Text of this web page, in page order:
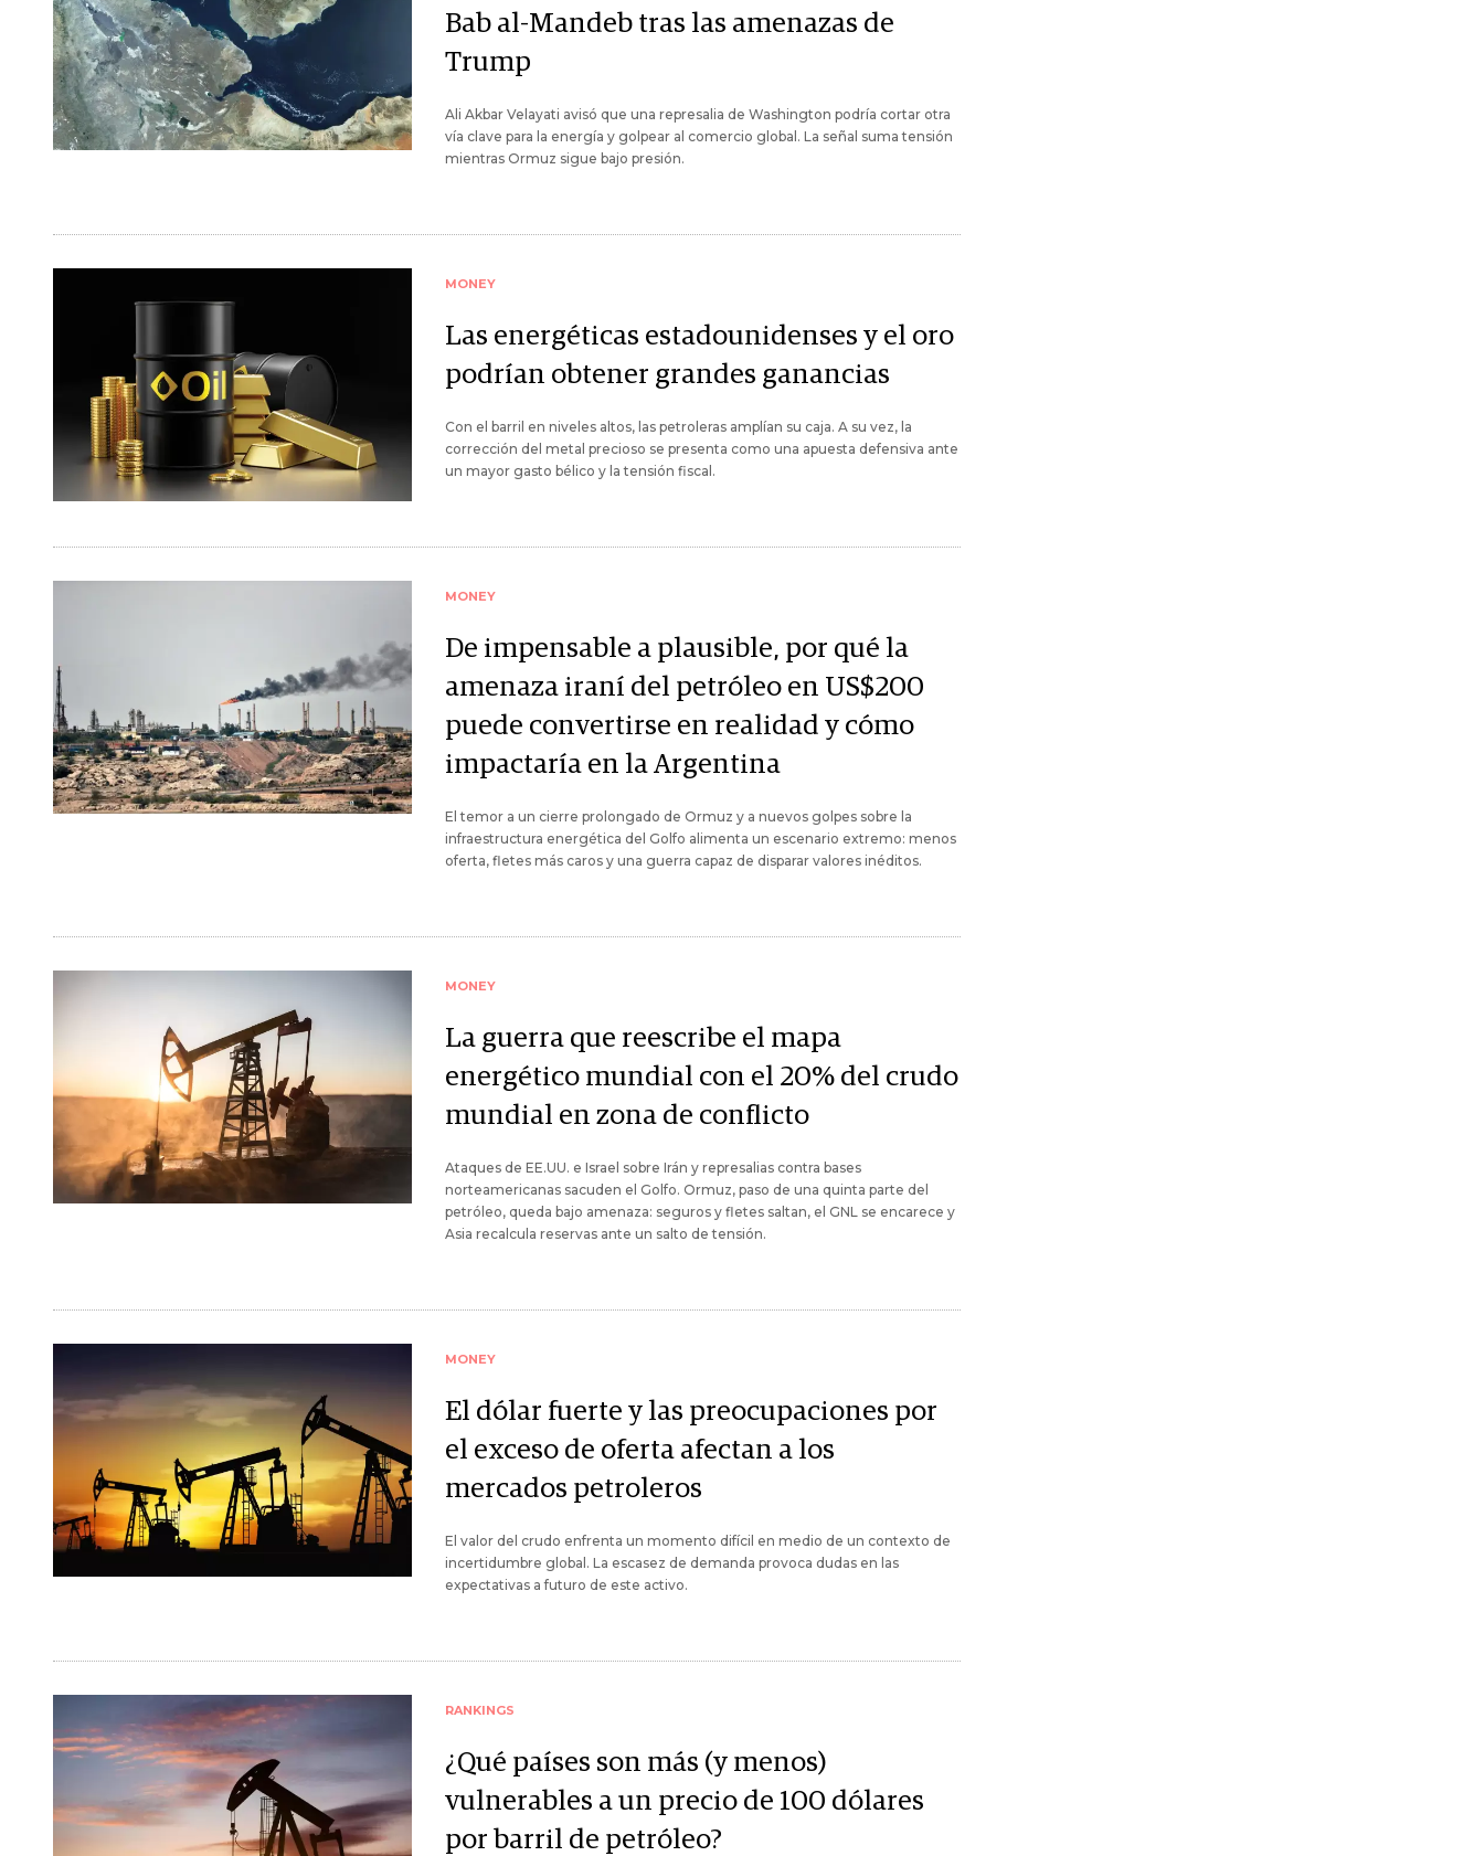
Bab al-Mandeb tras las amenazas de
Trump
Ali Akbar Velayati avisó que una represalia de Washington podría cortar otra
vía clave para la energía y golpear al comercio global. La señal suma tensión
mientras Ormuz sigue bajo presión.
MONEY
Las energéticas estadounidenses y el oro
podrían obtener grandes ganancias
Con el barril en niveles altos, las petroleras amplían su caja. A su vez, la
corrección del metal precioso se presenta como una apuesta defensiva ante
un mayor gasto bélico y la tensión fiscal.
MONEY
De impensable a plausible, por qué la
amenaza iraní del petróleo en US$200
puede convertirse en realidad y cómo
impactaría en la Argentina
El temor a un cierre prolongado de Ormuz y a nuevos golpes sobre la
infraestructura energética del Golfo alimenta un escenario extremo: menos
oferta, fletes más caros y una guerra capaz de disparar valores inéditos.
MONEY
La guerra que reescribe el mapa
energético mundial con el 20% del crudo
mundial en zona de conflicto
Ataques de EE.UU. e Israel sobre Irán y represalias contra bases
norteamericanas sacuden el Golfo. Ormuz, paso de una quinta parte del
petróleo, queda bajo amenaza: seguros y fletes saltan, el GNL se encarece y
Asia recalcula reservas ante un salto de tensión.
MONEY
El dólar fuerte y las preocupaciones por
el exceso de oferta afectan a los
mercados petroleros
El valor del crudo enfrenta un momento difícil en medio de un contexto de
incertidumbre global. La escasez de demanda provoca dudas en las
expectativas a futuro de este activo.
RANKINGS
¿Qué países son más (y menos)
vulnerables a un precio de 100 dólares
por barril de petróleo?